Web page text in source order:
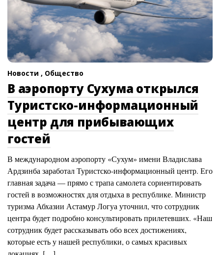
Новости , Общество
В аэропорту Сухума открылся
Туристско-информационный
центр для прибывающих
гостей
В международном аэропорту «Сухум» имени Владислава
Ардзинба заработал Туристско-информационный центр. Его
главная задача — прямо с трапа самолета сориентировать
гостей в возможностях для отдыха в республике. Министр
туризма Абхазии Астамур Логуа уточнил, что сотрудник
центра будет подробно консультировать прилетевших. «Наш
сотрудник будет рассказывать обо всех достижениях,
которые есть у нашей республики, о самых красивых